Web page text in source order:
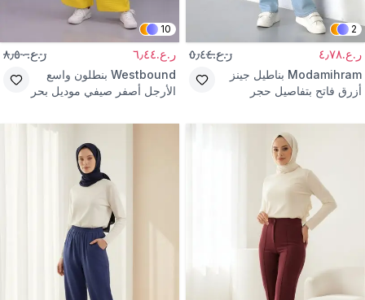
2
ر.ع.٤٫٧٨ ر.ع.٥٫٤٤
Modamihram بناطيل جينز
أزرق فاتح بتفاصيل حجر
10
ر.ع.٦٫٤٤ ر.ع.٨٫٥٠
Westbound بنطلون واسع
الأرجل أصفر صيفي موديل بحر